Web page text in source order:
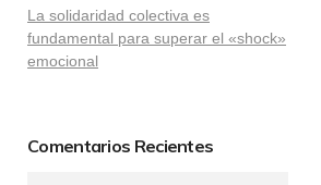
La solidaridad colectiva es
fundamental para superar el «shock»
emocional
Comentarios Recientes